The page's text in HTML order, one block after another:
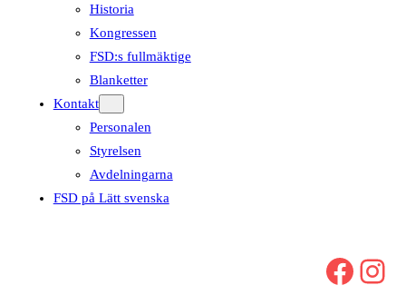
Historia
Kongressen
FSD:s fullmäktige
Blanketter
Kontakt
Personalen
Styrelsen
Avdelningarna
FSD på Lätt svenska
Facebook Instagram